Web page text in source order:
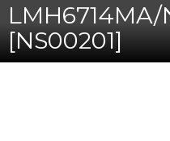
LMH6714MA/
[NS00201]